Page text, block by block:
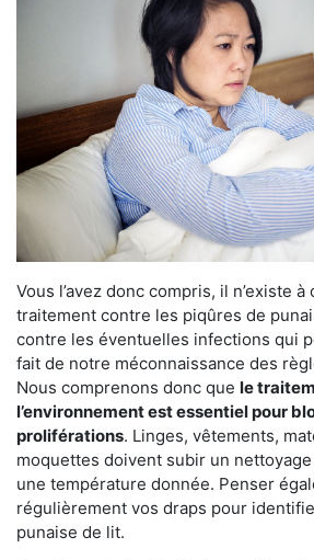
Vous l’avez donc compris, il n’existe
traitement contre les piqûres de
contre les éventuelles infections qui
fait de notre méconnaissance des
Nous comprenons donc que le
l’environnement est essentiel pour
proliférations. Linges, vêtements,
moquettes doivent subir un
une température donnée. Penser
régulièrement vos draps pour
punaise de lit.